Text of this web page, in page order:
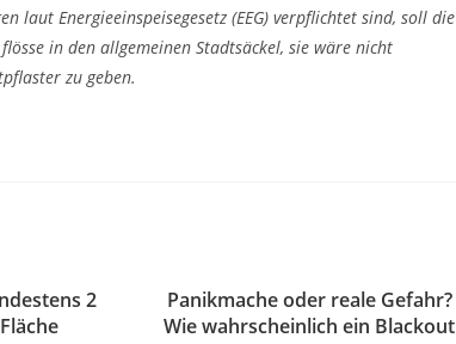
laut Energieeinspeisegesetz (EEG) verpflichtet sind, soll die
in den allgemeinen Stadtsäckel, sie wäre nicht
zu geben.
2
Panikmache oder reale Gefahr?
Wie wahrscheinlich ein Blackout